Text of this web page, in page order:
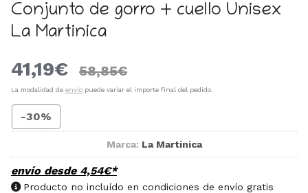
Conjunto de gorro + cuello Unisex
La Martinica
41,19€ 58,85€
La modalidad de envío puede variar el importe final del pedido.
-30%
Marca: La Martinica
envío desde 4,54€*
Producto no incluído en condiciones de envío gratis